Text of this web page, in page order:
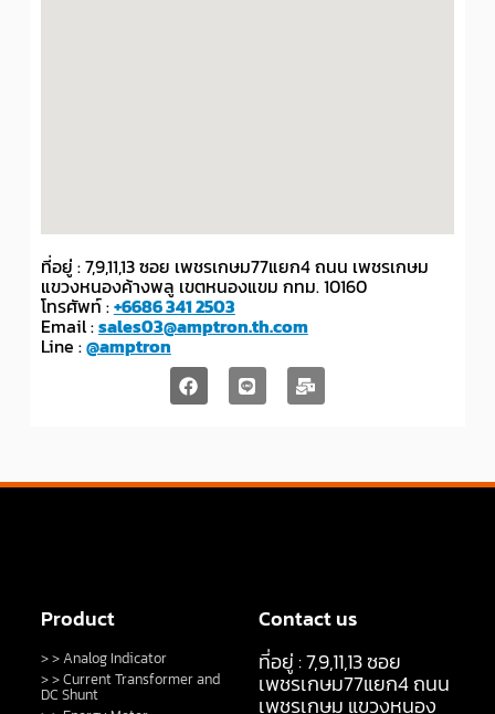
ที่อยู่ : 7,9,11,13 ซอย เพชรเกษม77แยก4 ถนน เพชรเกษม
แขวงหนองค้างพลู เขตหนองแขม กทม. 10160
โทรศัพท์ :+6686 341 2503
Email :sales03@amptron.th.com
Line :@amptron
Product
> > Analog Indicator
> > Current Transformer and
DC Shunt
Contact us
ที่อยู่ : 7,9,11,13 ซอย
เพชรเกษม77แยก4 ถนน
เพชรเกษม แขวงหนอง